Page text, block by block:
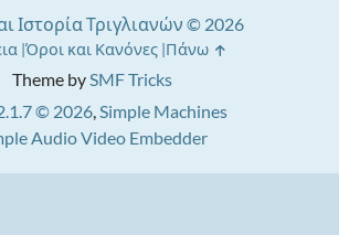
Theme bySMF Tricks
© 2026,Simple Machines
Audio Video Embedder
Ιστορία Τριγλιανών © 2026
Όροι και Κανόνες Πάνω